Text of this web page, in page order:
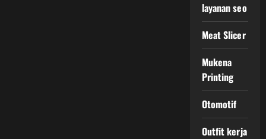
layanan seo
Meat Slicer
Mukena
Printing
Otomotif
Outfit kerja